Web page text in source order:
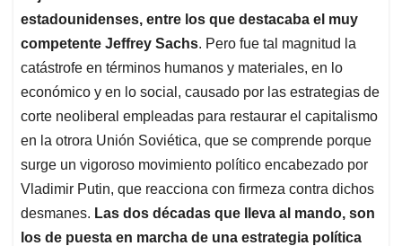
estadounidenses, entre los que destacaba el muy
competente Jeffrey Sachs. Pero fue tal magnitud la
catástrofe en términos humanos y materiales, en lo
económico y en lo social, causado por las estrategias de
corte neoliberal empleadas para restaurar el capitalismo
en la otrora Unión Soviética, que se comprende porque
surge un vigoroso movimiento político encabezado por
Vladimir Putin, que reacciona con firmeza contra dichos
desmanes. Las dos décadas que lleva al mando, son
los de puesta en marcha de una estrategia política